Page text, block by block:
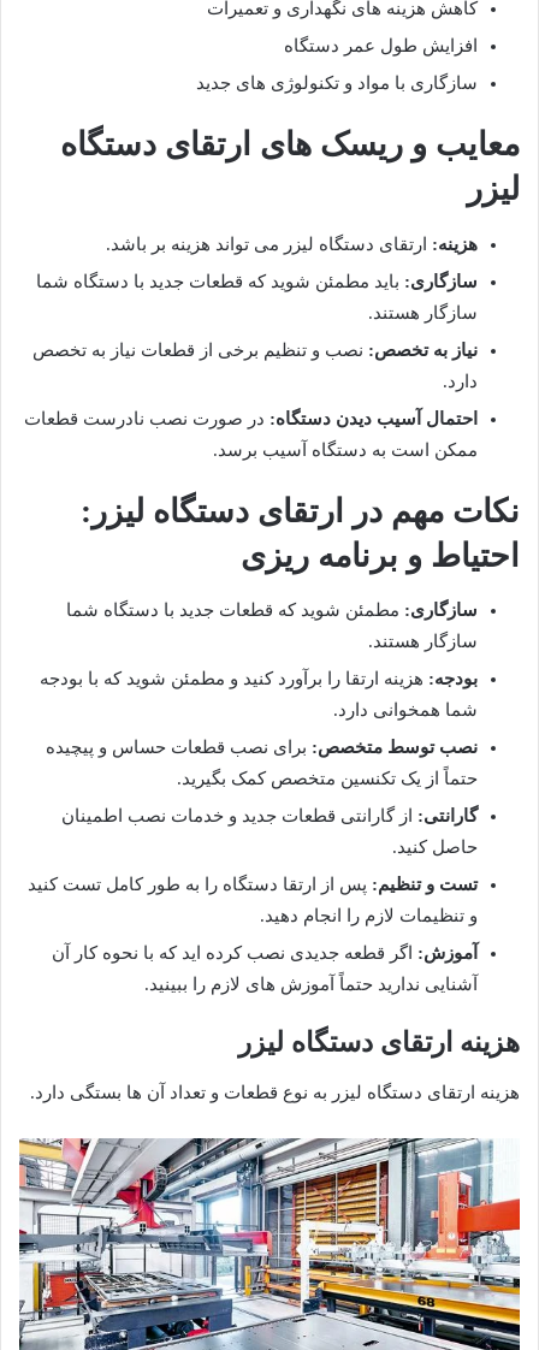
کاهش هزینه های نگهداری و تعمیرات
افزایش طول عمر دستگاه
سازگاری با مواد و تکنولوژی های جدید
معایب و ریسک های ارتقای دستگاه
لیزر
هزینه: ارتقای دستگاه لیزر می تواند هزینه بر باشد.
سازگاری: باید مطمئن شوید که قطعات جدید با دستگاه شما
سازگار هستند.
نیاز به تخصص: نصب و تنظیم برخی از قطعات نیاز به تخصص
دارد.
احتمال آسیب دیدن دستگاه: در صورت نصب نادرست قطعات
ممکن است به دستگاه آسیب برسد.
نکات مهم در ارتقای دستگاه لیزر:
احتیاط و برنامه ریزی
سازگاری: مطمئن شوید که قطعات جدید با دستگاه شما
سازگار هستند.
بودجه: هزینه ارتقا را برآورد کنید و مطمئن شوید که با بودجه
شما همخوانی دارد.
نصب توسط متخصص: برای نصب قطعات حساس و پیچیده
حتماً از یک تکنسین متخصص کمک بگیرید.
گارانتی: از گارانتی قطعات جدید و خدمات نصب اطمینان
حاصل کنید.
تست و تنظیم: پس از ارتقا دستگاه را به طور کامل تست کنید
و تنظیمات لازم را انجام دهید.
آموزش: اگر قطعه جدیدی نصب کرده اید که با نحوه کار آن
آشنایی ندارید حتماً آموزش های لازم را ببینید.
هزینه ارتقای دستگاه لیزر
هزینه ارتقای دستگاه لیزر به نوع قطعات و تعداد آن ها بستگی دارد.